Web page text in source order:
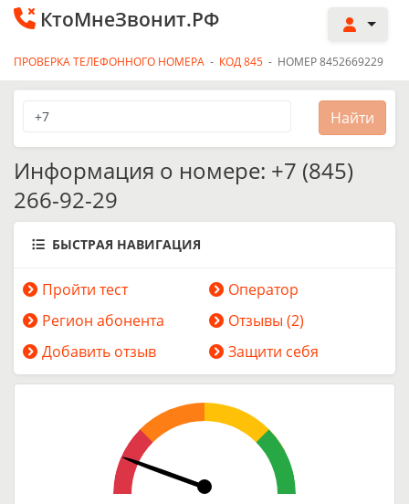
КтоМнеЗвонит.РФ
ПРОВЕРКА ТЕЛЕФОННОГО НОМЕРА - КОД 845 - НОМЕР 8452669229
Информация о номере: +7 (845)
266-92-29
БЫСТРАЯ НАВИГАЦИЯ
Пройти тест
Оператор
Регион абонента
Отзывы (2)
Добавить отзыв
Защити себя